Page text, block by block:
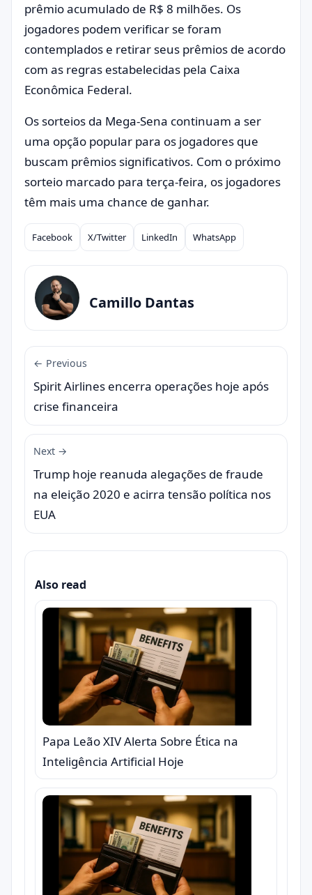
prêmio acumulado de R$ 8 milhões. Os
jogadores podem verificar se foram
contemplados e retirar seus prêmios de acordo
com as regras estabelecidas pela Caixa
Econômica Federal.
Os sorteios da Mega-Sena continuam a ser
uma opção popular para os jogadores que
buscam prêmios significativos. Com o próximo
sorteio marcado para terça-feira, os jogadores
têm mais uma chance de ganhar.
Compartilhar
Facebook X/Twitter LinkedIn WhatsApp
Camillo Dantas
← Previous
Spirit Airlines encerra operações hoje após
crise financeira
Next →
Trump hoje reanuda alegações de fraude
na eleição 2020 e acirra tensão política nos
EUA
Also read
Papa Leão XIV Alerta Sobre Ética na
Inteligência Artificial Hoje